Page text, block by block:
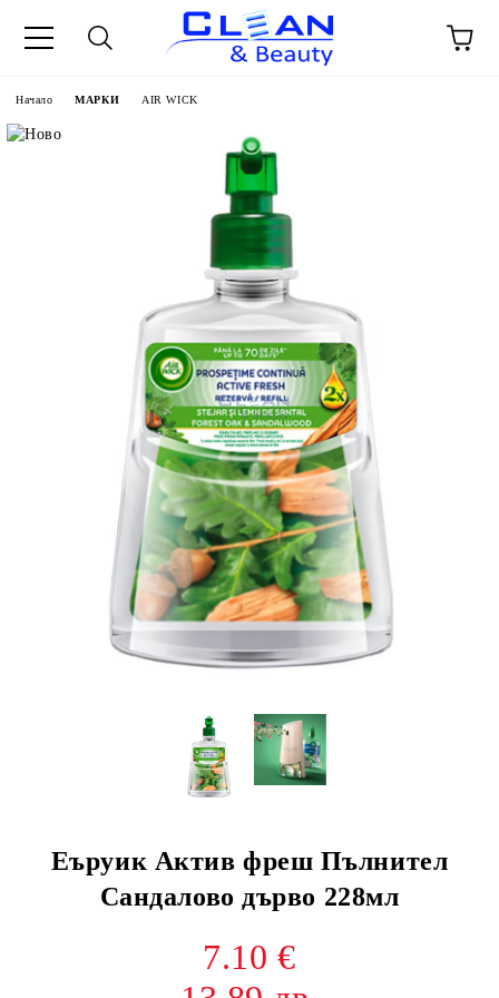
Начало МАРКИ AIR WICK
Еъруик Актив фреш Пълнител
Сандалово дърво 228мл
7.10 €